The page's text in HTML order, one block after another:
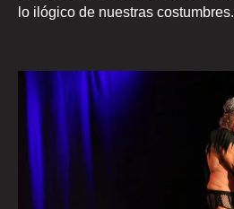
lo ilógico de nuestras costumbres.